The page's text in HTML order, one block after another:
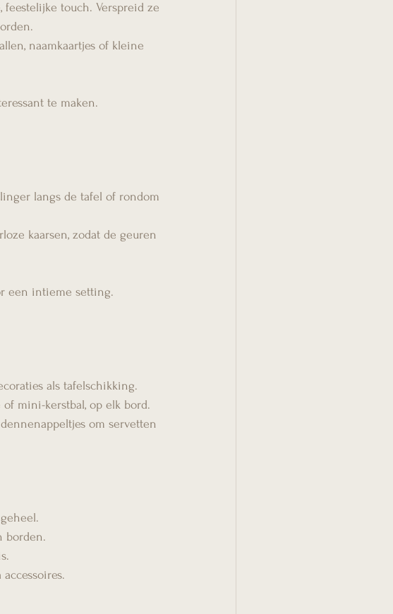
touch. Verspreid ze
naamkaartjes of kleine
te maken.
langs de tafel of rondom
kaarsen, zodat de geuren
een intieme setting.
als tafelschikking.
mini-kerstbal, op elk bord.
om servetten
borden.